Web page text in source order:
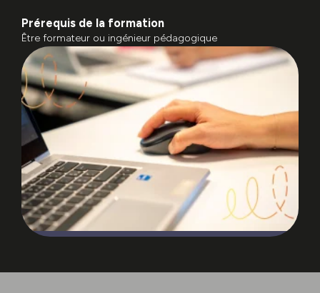
Prérequis de la formation
Être formateur ou ingénieur pédagogique